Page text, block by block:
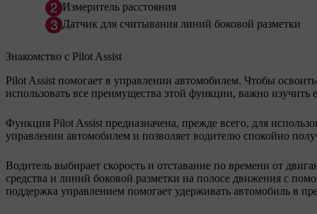
Измеритель расстояния
Датчик для считывания линий боковой разметки
Знакомство с Pilot Assist
Pilot Assist помогает в управлении автомобилем. Чтобы
использовать все преимущества этой функции, важно изучить
Функция Pilot Assist предназначена, прежде всего, для
управлении автомобилем и позволяет водителю спокойно
Водитель выбирает скорость и отставание по времени от
средства и линий боковой разметки на полосе движения с
поддержка управлением помогает удерживать автомобиль в